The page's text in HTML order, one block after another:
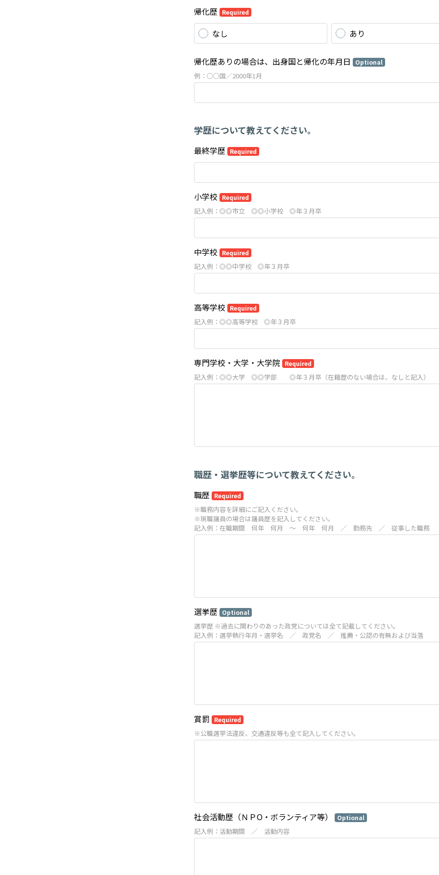
帰化歴 Required
なし あり
帰化歴ありの場合は、出身国と帰化の年月日 Optional
例：○○国／2000年1月
学歴について教えてください。
最終学歴 Required
小学校 Required
記入例：◎◎市立 ◎◎小学校 ◎年３月卒
中学校 Required
記入例：◎◎中学校 ◎年３月卒
高等学校 Required
記入例：◎◎高等学校 ◎年３月卒
専門学校・大学・大学院 Required
記入例：◎◎大学 ◎◎学部 ◎年３月卒（在籍歴のない場合は、なしと記入）
職歴・選挙歴等について教えてください。
職歴 Required
※職務内容を詳細にご記入ください。
※現職議員の場合は議員歴を記入してください。
記入例：在職期間 何年 何月 〜 何年 何月 ／ 勤務先 ／ 従事した職務
選挙歴 Optional
選挙歴 ※過去に関わりのあった政党については全て記載してください。
記入例：選挙執行年月・選挙名 ／ 政党名 ／ 推薦・公認の有無および当落
賞罰 Required
※公職選挙法違反、交通違反等も全て記入してください。
社会活動歴（ＮＰО・ボランティア等） Optional
記入例：活動期間 ／ 活動内容